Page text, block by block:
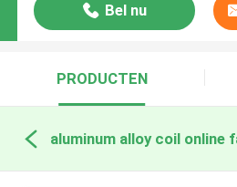
Bel nu
PRODUCTEN
aluminum alloy coil online